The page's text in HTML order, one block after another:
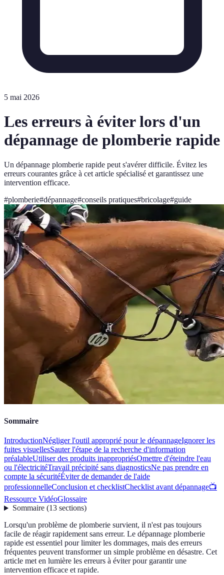
5 mai 2026
Les erreurs à éviter lors d'un
dépannage de plomberie rapide
Un dépannage plomberie rapide peut s'avérer difficile. Évitez les
erreurs courantes grâce à cet article spécialisé et garantissez une
intervention efficace.
#plomberie#dépannage#conseils pratiques#bricolage#guide
Sommaire
IntroductionNégliger l'outil approprié pour le dépannageIgnorer les
fuites visuellesSauter l'étape de la recherche d'information
préalableUtiliser des produits inappropriésOmettre d'éteindre l'eau
ou l'électricitéTravail précipité sans diagnosticsNe pas prendre en
compte la sécuritéÉviter de demander de l'aide
professionnelleConclusion et checklistChecklist avant dépannage📺
Ressource VidéoGlossaire
Sommaire(13 sections)
Lorsqu'un problème de plomberie survient, il n'est pas toujours
facile de réagir rapidement sans erreur. Le dépannage plomberie
rapide est essentiel pour limiter les dommages, mais des erreurs
fréquentes peuvent transformer un simple problème en désastre. Cet
article met en lumière les erreurs à éviter pour garantir une
intervention efficace et rapide.